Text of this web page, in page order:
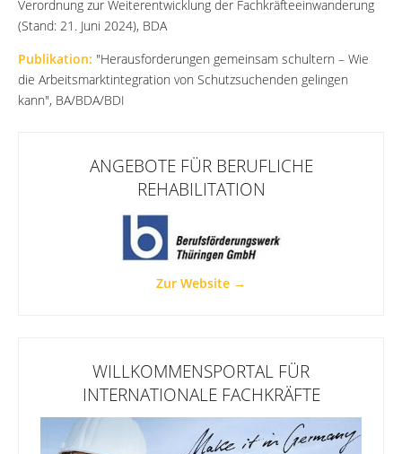
Verordnung zur Weiterentwicklung der Fachkräfteeinwanderung
(Stand: 21. Juni 2024), BDA
Publikation: "Herausforderungen gemeinsam schultern – Wie
die Arbeitsmarktintegration von Schutzsuchenden gelingen
kann", BA/BDA/BDI
ANGEBOTE FÜR BERUFLICHE
REHABILITATION
Zur Website →
WILLKOMMENSPORTAL FÜR
INTERNATIONALE FACHKRÄFTE